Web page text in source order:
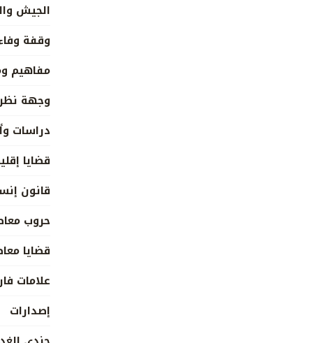
الجيش
وقفة
مفاهيم
وجهة
دراسات
قضايا
قانون
حروب
قضايا
علامات
إصدارات